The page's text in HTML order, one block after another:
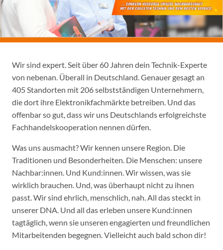
Wir sind expert. Seit über 60 Jahren dein Technik-Experte
von nebenan. Überall in Deutschland. Genauer gesagt an
405 Standorten mit 206 selbstständigen Unternehmern,
die dort ihre Elektronikfachmärkte betreiben. Und das
offenbar so gut, dass wir uns Deutschlands erfolgreichste
Fachhandelskooperation nennen dürfen.
Was uns ausmacht? Wir kennen unsere Region. Die
Traditionen und Besonderheiten. Die Menschen: unsere
Nachbar:innen. Und Kund:innen. Wir wissen, was sie
wirklich brauchen. Und, was überhaupt nicht zu ihnen
passt. Wir sind ehrlich, menschlich, nah. All das steckt in
unserer DNA. Und all das erleben unsere Kund:innen
tagtäglich, wenn sie unseren engagierten und freundlichen
Mitarbeitenden begegnen. Vielleicht auch bald schon dir!